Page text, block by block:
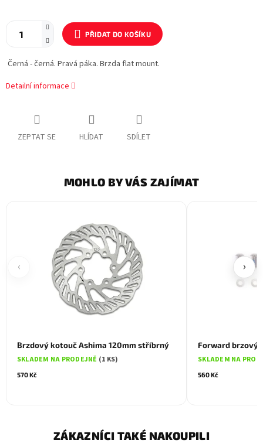
PŘIDAT DO KOŠÍKU
Černá - černá. Pravá páka. Brzda flat mount.
Detailní informace
ZEPTAT SE HLÍDAT SDÍLET
MOHLO BY VÁS ZAJÍMAT
‹
Brzdový kotouč Ashima 120mm stříbrný
SKLADEM NA PRODEJNĚ (1 KS)
570 Kč
Forward brzový
SKLADEM NA
560 Kč
›
ZÁKAZNÍCI TAKÉ NAKOUPILI